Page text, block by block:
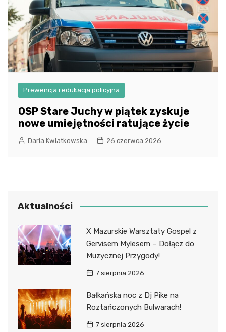
Prewencja i edukacja policyjna
OSP Stare Juchy w piątek zyskuje
nowe umiejętności ratujące życie
Daria Kwiatkowska 26 czerwca 2026
Aktualności
X Mazurskie Warsztaty Gospel z
Gervisem Mylesem – Dołącz do
Muzycznej Przygody!
7 sierpnia 2026
Bałkańska noc z Dj Pike na
Roztańczonych Bulwarach!
7 sierpnia 2026